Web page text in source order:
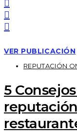
VER PUBLICACIÓN
REPUTACIÓN
5